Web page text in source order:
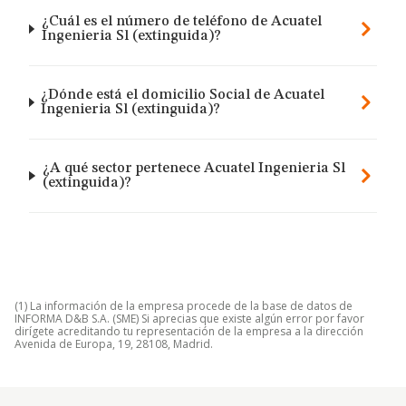
¿Cuál es el número de teléfono de Acuatel
Ingenieria Sl (extinguida)?
¿Dónde está el domicilio Social de Acuatel
Ingenieria Sl (extinguida)?
¿A qué sector pertenece Acuatel Ingenieria Sl
(extinguida)?
(1) La información de la empresa procede de la base de datos de
INFORMA D&B S.A. (SME) Si aprecias que existe algún error por favor
dirígete acreditando tu representación de la empresa a la dirección
Avenida de Europa, 19, 28108, Madrid.